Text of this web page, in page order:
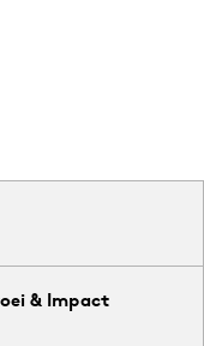
& Impact